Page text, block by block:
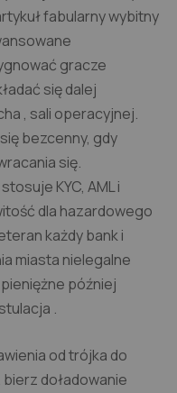
fabularny wybitny
gracze
się dalej
, sali operacyjnej.
bezcenny, gdy
się.
KYC, AML i
dla hazardowego
każdy bank i
miasta nielegalne
później
.
od trójka do
doładowanie